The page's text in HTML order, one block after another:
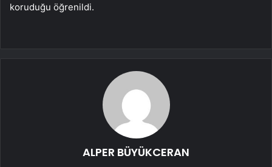
koruduğu öğrenildi.
ALPER BÜYÜKCERAN